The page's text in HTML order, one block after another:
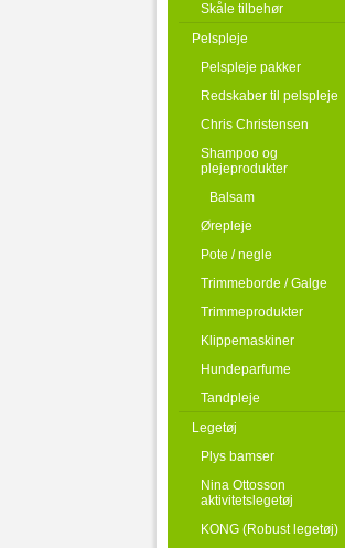
Skåle tilbehør
Pelspleje
Pelspleje pakker
Redskaber til pelspleje
Chris Christensen
Shampoo og
plejeprodukter
Balsam
Ørepleje
Pote / negle
Trimmeborde / Galge
Trimmeprodukter
Klippemaskiner
Hundeparfume
Tandpleje
Legetøj
Plys bamser
Nina Ottosson
aktivitetslegetøj
KONG (Robust legetøj)